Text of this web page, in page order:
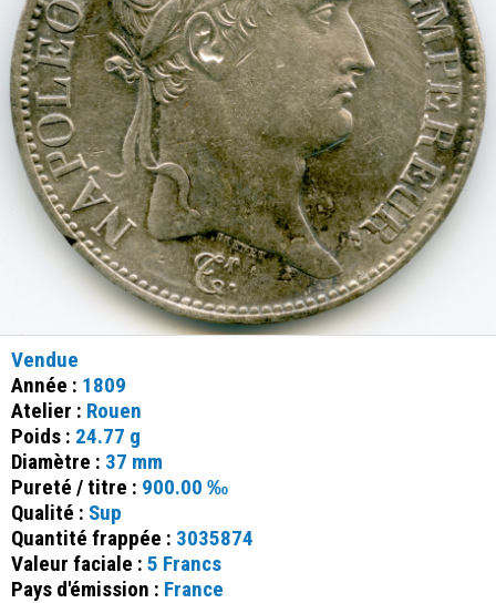
Vendue
Année : 1809
Atelier : Rouen
Poids : 24.77 g
Diamètre : 37 mm
Pureté / titre : 900.00 ‰
Qualité : Sup
Quantité frappée : 3035874
Valeur faciale : 5 Francs
Pays d'émission : France